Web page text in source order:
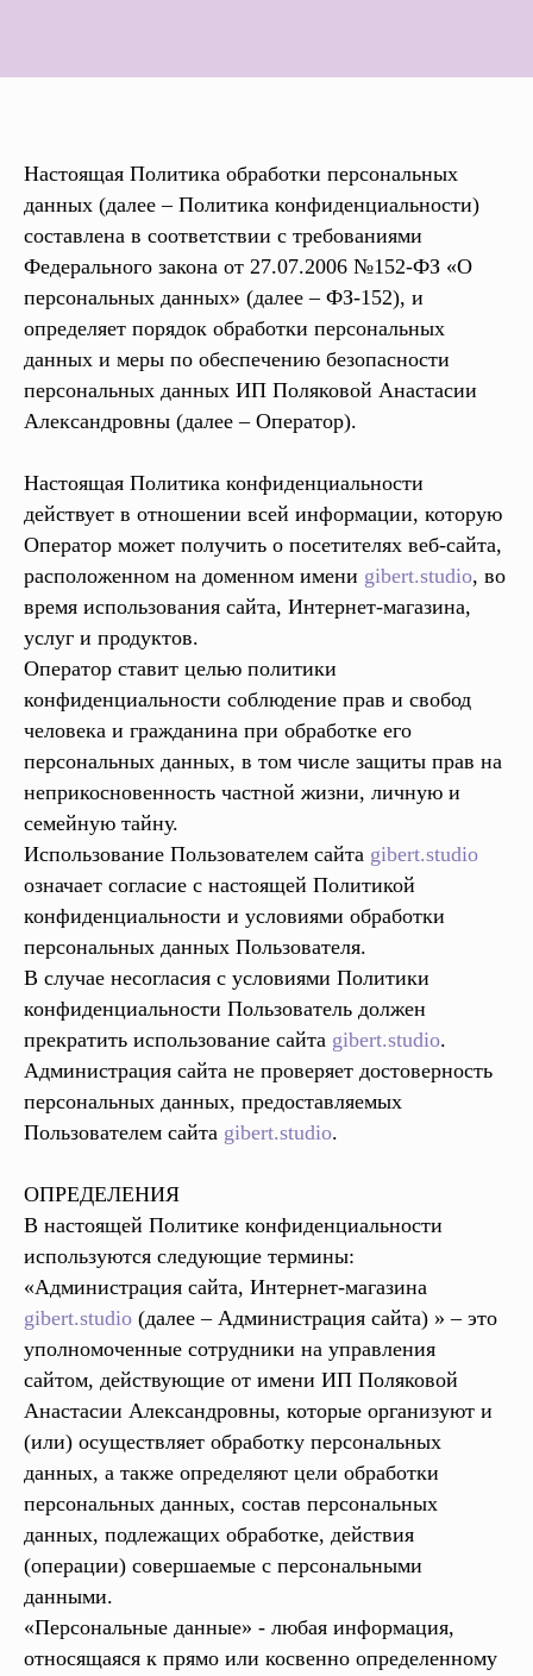
Настоящая Политика обработки персональных
данных (далее – Политика конфиденциальности)
составлена в соответствии с требованиями
Федерального закона от 27.07.2006 №152-ФЗ «О
персональных данных» (далее – ФЗ-152), и
определяет порядок обработки персональных
данных и меры по обеспечению безопасности
персональных данных ИП Поляковой Анастасии
Александровны (далее – Оператор).
Настоящая Политика конфиденциальности
действует в отношении всей информации, которую
Оператор может получить о посетителях веб-сайта,
расположенном на доменном имени gibert.studio, во
время использования сайта, Интернет-магазина,
услуг и продуктов.
Оператор ставит целью политики
конфиденциальности соблюдение прав и свобод
человека и гражданина при обработке его
персональных данных, в том числе защиты прав на
неприкосновенность частной жизни, личную и
семейную тайну.
Использование Пользователем сайта gibert.studio
означает согласие с настоящей Политикой
конфиденциальности и условиями обработки
персональных данных Пользователя.
В случае несогласия с условиями Политики
конфиденциальности Пользователь должен
прекратить использование сайта gibert.studio.
Администрация сайта не проверяет достоверность
персональных данных, предоставляемых
Пользователем сайта gibert.studio.
ОПРЕДЕЛЕНИЯ
В настоящей Политике конфиденциальности
используются следующие термины:
«Администрация сайта, Интернет-магазина
gibert.studio (далее – Администрация сайта) » – это
уполномоченные сотрудники на управления
сайтом, действующие от имени ИП Поляковой
Анастасии Александровны, которые организуют и
(или) осуществляет обработку персональных
данных, а также определяют цели обработки
персональных данных, состав персональных
данных, подлежащих обработке, действия
(операции) совершаемые с персональными
данными.
«Персональные данные» - любая информация,
относящаяся к прямо или косвенно определенному